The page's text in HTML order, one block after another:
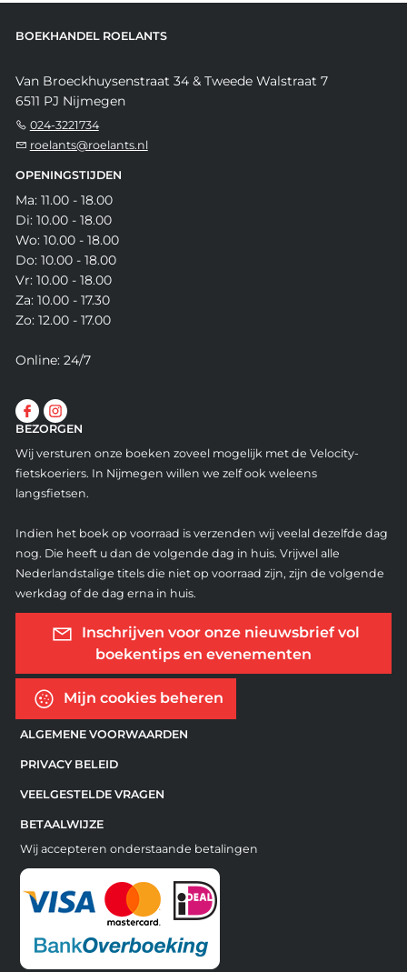
BOEKHANDEL ROELANTS
Van Broeckhuysenstraat 34 & Tweede Walstraat 7
6511 PJ Nijmegen
024-3221734
roelants@roelants.nl
OPENINGSTIJDEN
Ma: 11.00 - 18.00
Di: 10.00 - 18.00
Wo: 10.00 - 18.00
Do: 10.00 - 18.00
Vr: 10.00 - 18.00
Za: 10.00 - 17.30
Zo: 12.00 - 17.00
Online: 24/7
BEZORGEN
Wij versturen onze boeken zoveel mogelijk met de Velocity-
fietskoeriers. In Nijmegen willen we zelf ook weleens
langsfietsen.
Indien het boek op voorraad is verzenden wij veelal dezelfde dag
nog. Die heeft u dan de volgende dag in huis. Vrijwel alle
Nederlandstalige titels die niet op voorraad zijn, zijn de volgende
werkdag of de dag erna in huis.
Inschrijven voor onze nieuwsbrief vol
boekentips en evenementen
Mijn cookies beheren
ALGEMENE VOORWAARDEN
PRIVACY BELEID
VEELGESTELDE VRAGEN
BETAALWIJZE
Wij accepteren onderstaande betalingen